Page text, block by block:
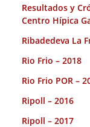
Resultados y
Centro Hípica
Ribadedeva La
Rio Frio – 2018
Rio Frio POR –
Ripoll – 2016
Ripoll – 2017